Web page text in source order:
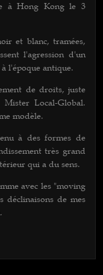
à Hong Kong le 3
et blanc, tramées,
l'agression d'un
l'époque antique.
de droits, juste
Local-Global.
modèle.
à des formes de
très grand
qui a du sens.
avec les "moving
déclinaisons de mes